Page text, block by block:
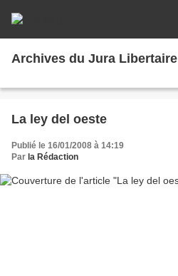
Archives du Jura Libertaire
La ley del oeste
Publié le 16/01/2008 à 14:19
Par la Rédaction